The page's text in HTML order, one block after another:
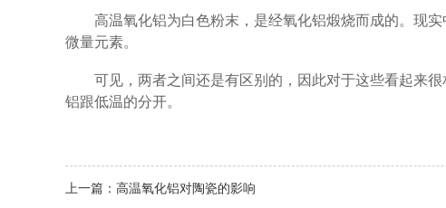
高温氧化铝为白色粉末，是经氧化铝煅烧而成的。现
微量元素。
可见，两者之间还是有区别的，因此对于这些看起来
铝跟低温的分开。
上一篇： 高温氧化铝对陶瓷的影响